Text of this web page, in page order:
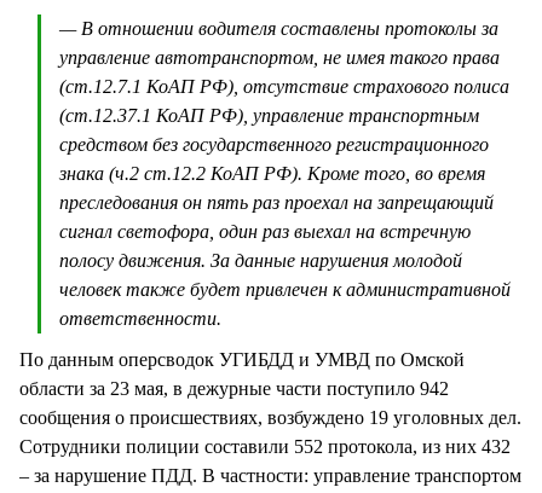
— В отношении водителя составлены протоколы за
управление автотранспортом, не имея такого права
(ст.12.7.1 КоАП РФ), отсутствие страхового полиса
(ст.12.37.1 КоАП РФ), управление транспортным
средством без государственного регистрационного
знака (ч.2 ст.12.2 КоАП РФ). Кроме того, во время
преследования он пять раз проехал на запрещающий
сигнал светофора, один раз выехал на встречную
полосу движения. За данные нарушения молодой
человек также будет привлечен к административной
ответственности.
По данным оперсводок УГИБДД и УМВД по Омской
области за 23 мая, в дежурные части поступило 942
сообщения о происшествиях, возбуждено 19 уголовных дел.
Сотрудники полиции составили 552 протокола, из них 432
– за нарушение ПДД. В частности: управление транспортом